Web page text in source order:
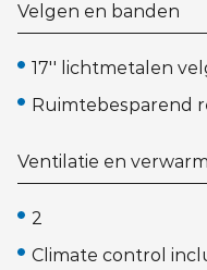
Velgen en banden
17'' lichtmetalen
Ruimtebesparend
Ventilatie en
2
Climate control